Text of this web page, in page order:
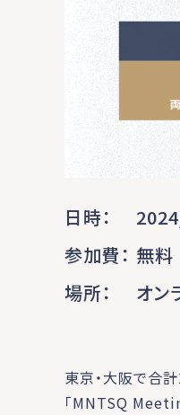
日時
参加費
無料
場所
オン
東京・大阪で合
「MNTSQ